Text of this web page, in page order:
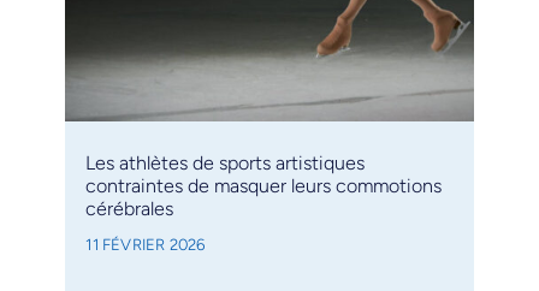
Les athlètes de sports artistiques
contraintes de masquer leurs commotions
cérébrales
11 FÉVRIER 2026